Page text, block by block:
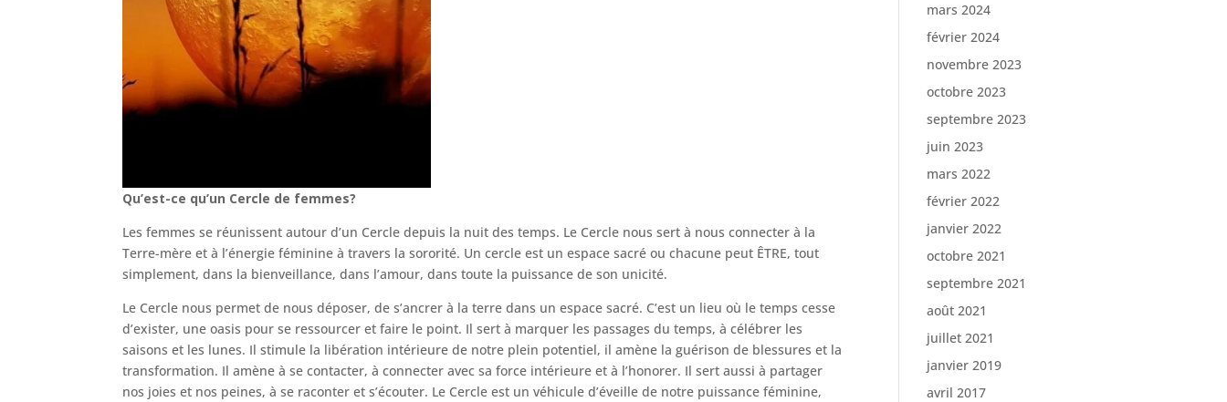
Qu’est-ce qu’un Cercle de femmes?
Les femmes se réunissent autour d’un Cercle depuis la nuit des temps. Le Cercle nous sert à nous connecter à la
Terre-mère et à l’énergie féminine à travers la sororité. Un cercle est un espace sacré ou chacune peut ÊTRE, tout
simplement, dans la bienveillance, dans l’amour, dans toute la puissance de son unicité.
Le Cercle nous permet de nous déposer, de s’ancrer à la terre dans un espace sacré. C’est un lieu où le temps cesse
d’exister, une oasis pour se ressourcer et faire le point. Il sert à marquer les passages du temps, à célébrer les
saisons et les lunes. Il stimule la libération intérieure de notre plein potentiel, il amène la guérison de blessures et la
transformation. Il amène à se contacter, à connecter avec sa force intérieure et à l’honorer. Il sert aussi à partager
nos joies et nos peines, à se raconter et s’écouter. Le Cercle est un véhicule d’éveille de notre puissance féminine,
mars 2024
février 2024
novembre 2023
octobre 2023
septembre 2023
juin 2023
mars 2022
février 2022
janvier 2022
octobre 2021
septembre 2021
août 2021
juillet 2021
janvier 2019
avril 2017